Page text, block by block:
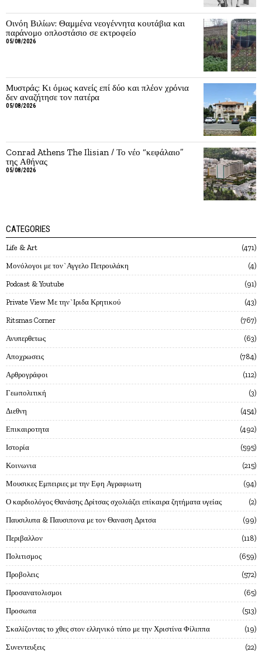
Οινόη Βιλίων: Θαμμένα νεογέννητα κουτάβια και
παράνομο οπλοστάσιο σε εκτροφείο
05/08/2026
Μυστράς: Κι όμως κανείς επί δύο και πλέον χρόνια
δεν αναζήτησε τον πατέρα
05/08/2026
Conrad Athens The Ilisian / Το νέο “κεφάλαιο”
της Αθήνας
05/08/2026
CATEGORIES
Life & Art 471
Mονόλογοι με τον`Αγγελο Πετρουλάκη 4
Podcast & Youtube 91
Private View Με την`Ιριδα Κρητικού 43
Ritsmas Corner 767
Ανυπερθετως 63
Αποχρωσεις 784
Αρθρογράφοι 112
Γεωπολιτική 3
Διεθνη 454
Επικαιροτητα 492
Ιστορία 595
Κοινωνια 215
Μουσικες Εμπειριες με την Εφη Αγραφιωτη 94
Ο καρδιολόγος Θανάσης Δρίτσας σχολιάζει επίκαιρα ζητήματα υγείας 2
Παυσιλυπα & Παυσιπονα με τον Θαναση Δριτσα 99
Περιβαλλον 118
Πολιτισμος 659
Προβολεις 572
Προσανατολισμοι 65
Προσωπα 513
Σκαλίζοντας το χθες στον ελληνικό τύπο με την Χριστίνα Φίλιππα 19
Συνεντευξεις 22